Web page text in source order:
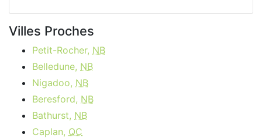
Villes Proches
Petit-Rocher, NB
Belledune, NB
Nigadoo, NB
Beresford, NB
Bathurst, NB
Caplan, QC